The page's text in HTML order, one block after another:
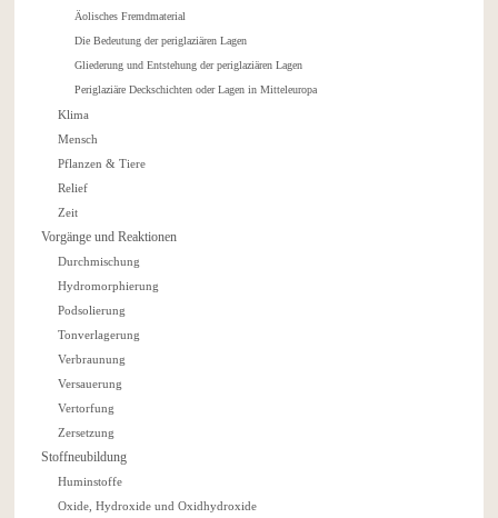
Äolisches Fremdmaterial
Die Bedeutung der periglaziären Lagen
Gliederung und Entstehung der periglaziären Lagen
Periglaziäre Deckschichten oder Lagen in Mitteleuropa
Klima
Mensch
Pflanzen & Tiere
Relief
Zeit
Vorgänge und Reaktionen
Durchmischung
Hydromorphierung
Podsolierung
Tonverlagerung
Verbraunung
Versauerung
Vertorfung
Zersetzung
Stoffneubildung
Huminstoffe
Oxide, Hydroxide und Oxidhydroxide